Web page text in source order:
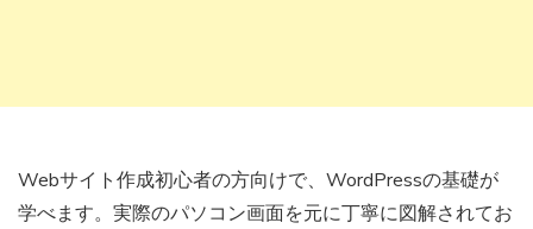
Webサイト作成初心者の方向けで、WordPressの基礎が
学べます。実際のパソコン画面を元に丁寧に図解されてお